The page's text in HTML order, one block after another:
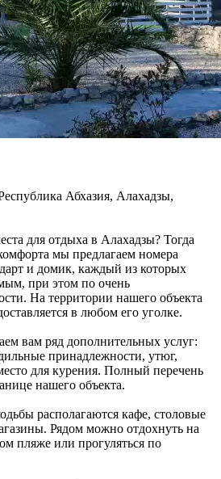
Абхазия, Алахадзы,
для отдыха в Алахадзы? Тогда
мы предлагаем номера
и домик, каждый из которых
при этом по очень
На территории нашего объекта
в любом его уголке.
вам ряд дополнительных услуг:
принадлежности, утюг,
для курения. Полный перечень
нашего объекта.
располагаются кафе, столовые
Рядом можно отдохнуть на
пляже или прогуляться по